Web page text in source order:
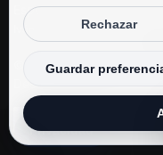
Espectacular, servicio de
Iván Rodríguez Ramos
© Electrodirecto 2026
Rechazar
Guardar
Privacidad